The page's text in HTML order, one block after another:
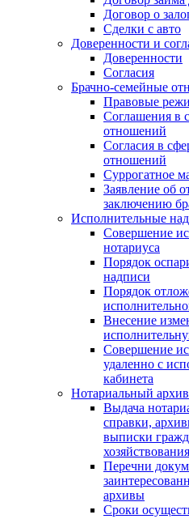
Договор о
Сделки с авто
Доверенности и
Доверенности
Согласия
Брачно-семейные
Правовые
Соглашения в
отношений
Согласия в
отношений
Суррогатное
Заявление об
заключению
Исполнительные
Совершение
нотариуса
Порядок
надписи
Порядок
Внесение
Совершение
удаленно с
кабинета
Нотариальный архив
Выдача
справки,
выписки
хозяйствования
Перечни
архивы
Сроки